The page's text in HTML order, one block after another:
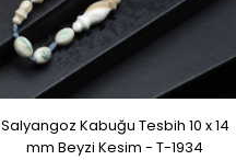
Salyangoz Kabuğu Tesbih 10 x 14
mm Beyzi Kesim - T-1934